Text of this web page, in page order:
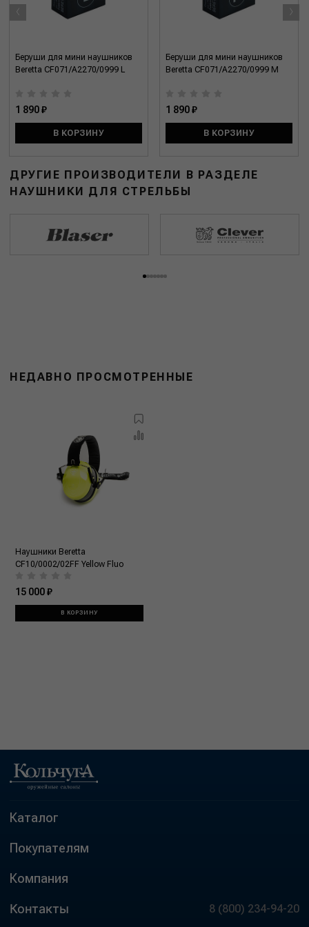
Беруши для мини наушников
Beretta CF071/A2270/0999 L
1 890 ₽
В КОРЗИНУ
Беруши для мини наушников
Beretta CF071/A2270/0999 M
1 890 ₽
В КОРЗИНУ
‹ ›
ДРУГИЕ ПРОИЗВОДИТЕЛИ В РАЗДЕЛЕ
НАУШНИКИ ДЛЯ СТРЕЛЬБЫ
НЕДАВНО ПРОСМОТРЕННЫЕ
Наушники Beretta
CF10/0002/02FF Yellow Fluo
15 000 ₽
В КОРЗИНУ
Каталог
Покупателям
Компания
Контакты 8 (800) 234-94-20